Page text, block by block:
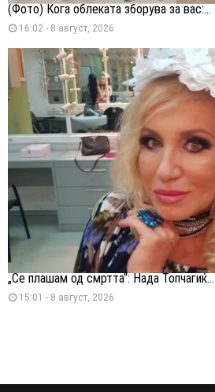
(Фото) Кога облеката зборува за вас:...
16:02 - 8 август, 2026
„Се плашам од смртта“: Нада Топчагиќ...
15:01 - 8 август, 2026